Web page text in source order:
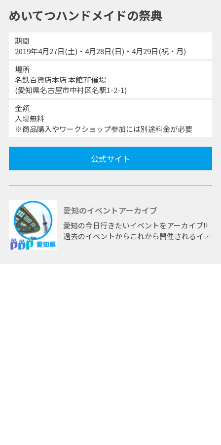
めいてつハンドメイドの祭典
期間
2019年4月27日(土)・4月28日(日)・4月29日(祝・月)
場所
名鉄百貨店本店 本館7F催場
(愛知県名古屋市中村区名駅1-2-1)
金額
入場無料
※商品購入やワークショップ参加には別途料金が必要
公式サイト
愛知のイベントアーカイブ
愛知の今日行きたいイベントをアーカイブ!!
過去のイベントからこれから開催されるイベ